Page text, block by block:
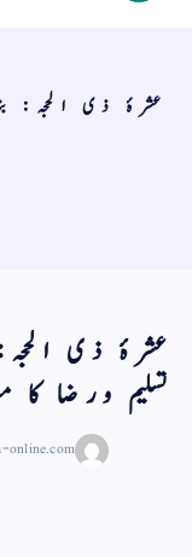
عشرۂ ذی الحجہ:
عشرۂ ذی
تسلیم ورضا کا
online.com